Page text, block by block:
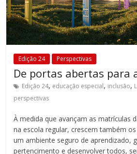
Edição 24 Perspectivas
De portas abertas para
Edição 24, educação especial, inclusão,
perspectivas
À medida que avançam as matrículas
na escola regular, crescem também
um ambiente seguro de aprendizado,
pertencimento e desenvolver todos,